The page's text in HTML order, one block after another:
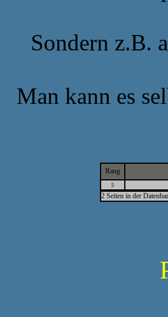
Sondern z.B.
Man kann es
Rang
5
2 Seiten in der